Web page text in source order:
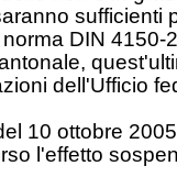
sufficienti
DIN 4150-
dell'Ufficio
10 ottobre
l'effetto